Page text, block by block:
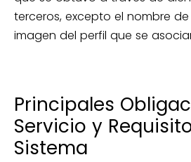
terceros, excepto el nombre
imagen del perfil que se
Principales
Servicio y
Sistema